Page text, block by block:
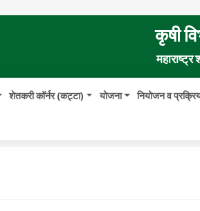
कृषी
शेतकरी कॉर्नर (कट्टा) योजना नियोजन व